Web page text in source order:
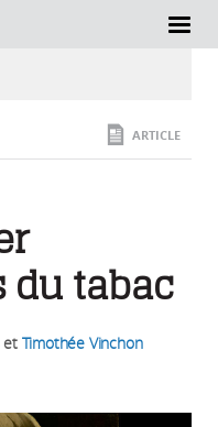
ARTICLE
du tabac
et Timothée Vinchon